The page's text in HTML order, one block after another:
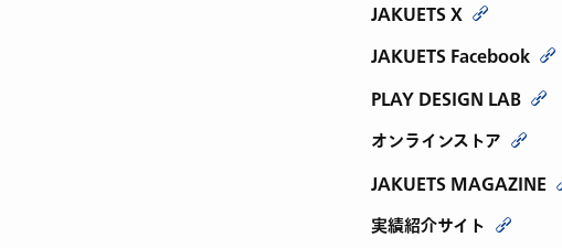
JAKUETS X
JAKUETS Facebook
PLAY DESIGN LAB
オンラインストア
JAKUETS MAGAZINE
実績紹介サイト